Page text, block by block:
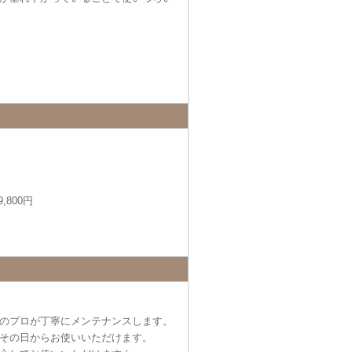
円
プロが丁寧にメンテナンスします。
の日からお使いいただけます。